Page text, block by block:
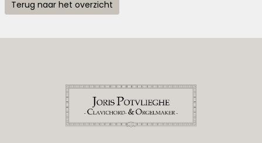
Terug naar het overzicht